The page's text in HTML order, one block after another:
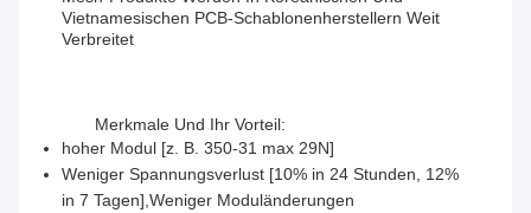
Vietnamesischen PCB-Schablonenherstellern Weit
Verbreitet
Merkmale Und Ihr Vorteil:
hoher Modul [z. B. 350-31 max 29N]
Weniger Spannungsverlust [10% in 24 Stunden, 12%
in 7 Tagen],Weniger Moduländerungen